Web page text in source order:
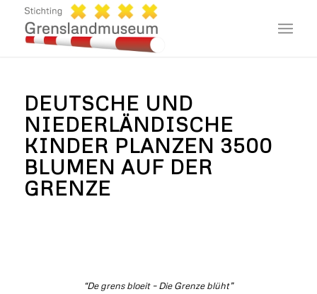
DEUTSCHE UND
NIEDERLÄNDISCHE
KINDER PLANZEN 3500
BLUMEN AUF DER
GRENZE
“De grens bloeit – Die Grenze blüht”